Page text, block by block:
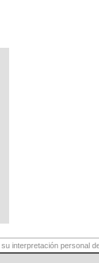
interpretación personal